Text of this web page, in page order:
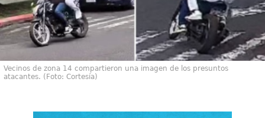
Vecinos de zona 14 compartieron una imagen de los presuntos
atacantes. (Foto: Cortesía)